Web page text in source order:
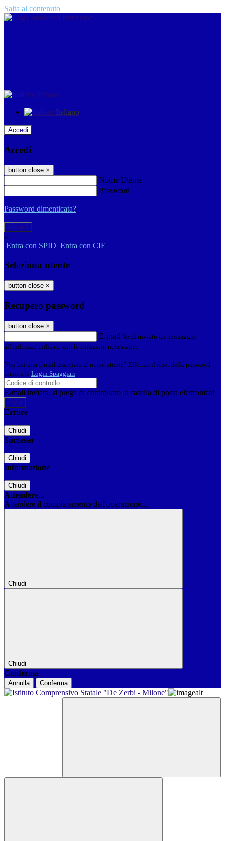
Salta al contenuto
Italiano
Italiano
Accedi
Accedi
button close ×
Nome Utente
Password
Password dimenticata?
-
Entra con SPID Entra con CIE
Seleziona utente
button close ×
Recupero password
button close ×
E-mail Verrà inviato un messaggio
all'indirizzo indicato con le istruzioni necessarie.
Non hai una e-mail associata al nome utente? Effettua il reset della password
tramite la Login Spaggiari
E-mail inviata, si prega di controllare la casella di posta elettronica!
Errore
Chiudi
Successo
Chiudi
Informazione
Chiudi
Attendere...
Attendere il completamento dell'operazione...
Chiudi
Chiudi
Conferma
Annulla Conferma